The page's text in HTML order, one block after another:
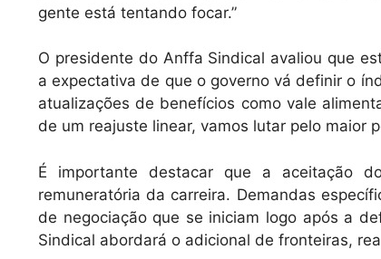
gente está tentando focar.”
O presidente do Anffa Sindical avaliou que
a expectativa de que o governo vá definir o
atualizações de benefícios como vale
de um reajuste linear, vamos lutar pelo maior
É importante destacar que a aceitação
remuneratória da carreira. Demandas
de negociação que se iniciam logo após a
Sindical abordará o adicional de fronteiras,